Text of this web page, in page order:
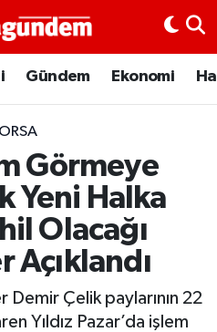
Gündem Ekonomi
Görmeye
Yeni Halka
Olacağı
Açıklandı
Demir Çelik paylarının 22
Yıldız Pazar’da işlem